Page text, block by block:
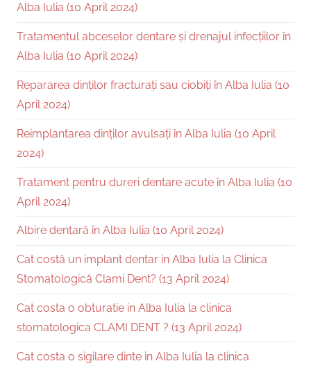
Alba Iulia (10 April 2024)
Tratamentul abceselor dentare și drenajul infecțiilor în
Alba Iulia (10 April 2024)
Repararea dinților fracturați sau ciobiți în Alba Iulia (10
April 2024)
Reimplantarea dinților avulsați în Alba Iulia (10 April
2024)
Tratament pentru dureri dentare acute în Alba Iulia (10
April 2024)
Albire dentară în Alba Iulia (10 April 2024)
Cat costă un implant dentar in Alba Iulia la Clinica
Stomatologică Clami Dent? (13 April 2024)
Cat costa o obturatie in Alba Iulia la clinica
stomatologica CLAMI DENT ? (13 April 2024)
Cat costa o sigilare dinte in Alba Iulia la clinica